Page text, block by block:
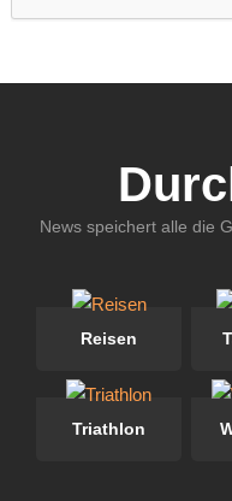
News speichert alle die
Reisen
Triathlon